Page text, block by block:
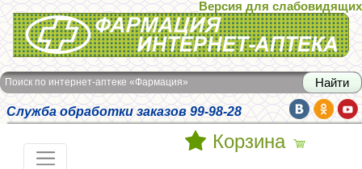
Интернет-аптека Фармация
Версия для слабовидящих
Поиск по интернет-аптеке «Фармация»
Служба обработки заказов 99-98-28
Корзина